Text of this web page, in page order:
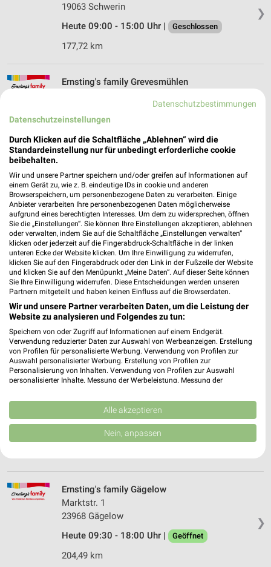
❯
19063 Schwerin
Heute 09:00 - 15:00 Uhr |
Geschlossen
177,72 km
Ernsting's family Grevesmühlen
210,07 km
Rossmann Grevesmühlen
Wismarsche Str. 2
23936 Grevesmühlen
Heute 08:00 - 14:00 Uhr | Geschlossen
210,27 km • Angebote: 3 Prospekte
Rossmann Wittenburg
19243 Wittenburg
Heute 08:00 - 14:00 Uhr | Geschlossen
191,13 km • Angebote: 3 Prospekte
❯
Mühlenring 3
19243 Wittenburg
Heute 09:00 - 15:00 Uhr |
❯
Ernsting's family Gägelow
Marktstr. 1
23968 Gägelow
Heute 09:30 - 18:00 Uhr |
Geöffnet
204,49 km
Datenschutzbestimmungen
Datenschutzeinstellungen
Durch Klicken auf die Schaltfläche „Ablehnen“ wird die
Standardeinstellung nur für unbedingt erforderliche cookie
beibehalten.
Wir und unsere Partner speichern und/oder greifen auf Informationen auf
einem Gerät zu, wie z. B. eindeutige IDs in cookie und anderen
Browserspeichern, um personenbezogene Daten zu verarbeiten. Einige
Anbieter verarbeiten Ihre personenbezogenen Daten möglicherweise
aufgrund eines berechtigten Interesses. Um dem zu widersprechen, öffnen
Sie die „Einstellungen“. Sie können Ihre Einstellungen akzeptieren, ablehnen
oder verwalten, indem Sie auf die Schaltfläche „Einstellungen verwalten“
klicken oder jederzeit auf die Fingerabdruck-Schaltfläche in der linken
unteren Ecke der Website klicken. Um Ihre Einwilligung zu widerrufen,
klicken Sie auf den Fingerabdruck oder den Link in der Fußzeile der Website
und klicken Sie auf den Menüpunkt „Meine Daten“. Auf dieser Seite können
Sie Ihre Einwilligung widerrufen. Diese Entscheidungen werden unseren
Partnern mitgeteilt und haben keinen Einfluss auf die Browserdaten.
Wir und unsere Partner verarbeiten Daten, um die Leistung der
Website zu analysieren und Folgendes zu tun:
Speichern von oder Zugriff auf Informationen auf einem Endgerät.
Verwendung reduzierter Daten zur Auswahl von Werbeanzeigen. Erstellung
von Profilen für personalisierte Werbung. Verwendung von Profilen zur
Auswahl personalisierter Werbung. Erstellung von Profilen zur
Personalisierung von Inhalten. Verwendung von Profilen zur Auswahl
personalisierter Inhalte. Messung der Werbeleistung. Messung der
Kombinationen von Daten aus verschiedenen Quellen. Entwicklung und
Verbesserung der Angebote. Verwendung reduzierter Daten zur Auswahl
von Inhalten.
Daten können außerhalb der Europäischen Union weitergegeben und in die
Website/App.
Wir nutzen Ihre Daten für folgende Zwecke:
IAB-Verarbeitungszwecke:
auf einem Endgerät
Verwendung reduzierter Daten zur Auswahl von
Alle akzeptieren
Nein, anpassen